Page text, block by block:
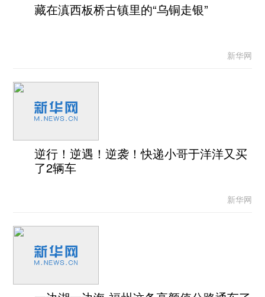
藏在滇西板桥古镇里的“乌铜走银”
新华网
逆行！逆遇！逆袭！快递小哥于洋洋又买
了2辆车
新华网